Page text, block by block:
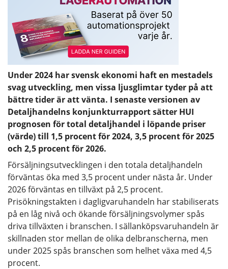
Under 2024 har svensk ekonomi haft en mestadels
svag utveckling, men vissa ljusglimtar tyder på att
bättre tider är att vänta. I senaste versionen av
Detaljhandelns konjunkturrapport sätter HUI
prognosen för total detaljhandel i löpande priser
(värde) till 1,5 procent för 2024, 3,5 procent för 2025
och 2,5 procent för 2026.
Försäljningsutvecklingen i den totala detaljhandeln
förväntas öka med 3,5 procent under nästa år. Under
2026 förväntas en tillväxt på 2,5 procent.
Prisökningstakten i dagligvaruhandeln har stabiliserats
på en låg nivå och ökande försäljningsvolymer spås
driva tillväxten i branschen. I sällanköpsvaruhandeln är
skillnaden stor mellan de olika delbranscherna, men
under 2025 spås branschen som helhet växa med 4,5
procent.